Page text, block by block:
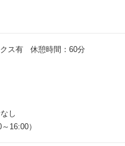
ス有 休憩時間：60分
し
16:00）